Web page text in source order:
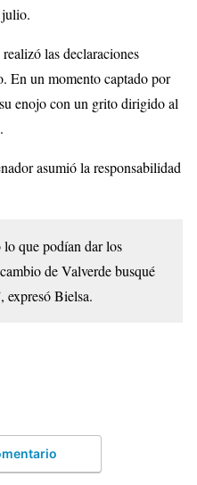
las declaraciones
En un momento captado por
enojo con un grito dirigido al
asumió la responsabilidad
que podían dar los
de Valverde busqué
expresó Bielsa.